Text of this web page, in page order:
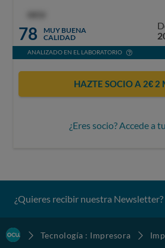
78
MUY BUENA
CALIDAD
ANALIZADO EN EL LABORATORIO
HAZTE SOCIO A 2€ 2
¿Eres socio? Accede a
¿Quieres recibir nuestra Newsletter?
Tecnología : Impresora